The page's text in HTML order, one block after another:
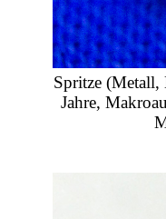
Spritze (Metall,
Jahre,